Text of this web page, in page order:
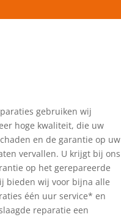
gebruiken wij
hoge kwaliteit, die uw
en de garantie op uw
vervallen. U krijgt bij ons
op het gerepareerde
bieden wij voor bijna alle
één uur service* en
reparatie een